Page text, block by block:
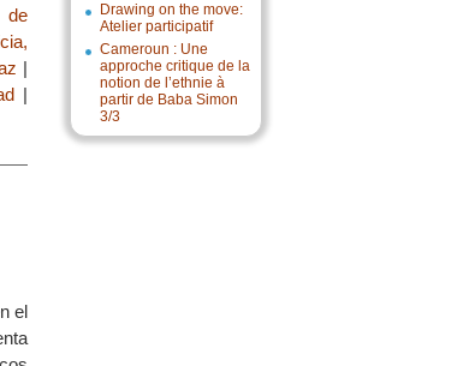
Drawing on the move:
Atelier participatif
Cameroun : Une
approche critique de la
notion de l’ethnie à
partir de Baba Simon
3/3
de
|
|
el